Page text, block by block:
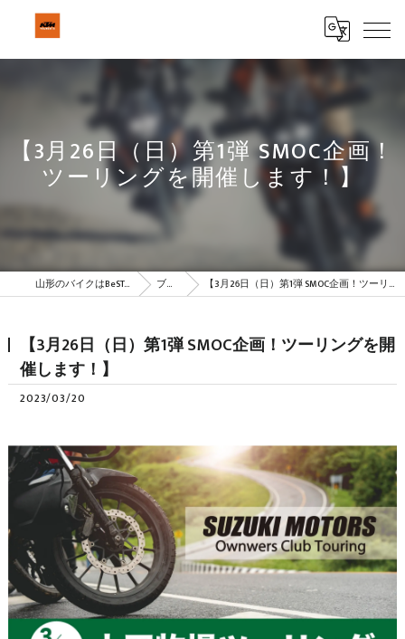
【3月26日（日）第1弾 SMOC企画！
ツーリングを開催します！】
山形のバイクはBeSTAR株式会社 ブログ 【3月26日（日）第1弾 SMOC企画！ツーリングを開催します！】
【3月26日（日）第1弾 SMOC企画！ツーリングを開
催します！】
2023/03/20